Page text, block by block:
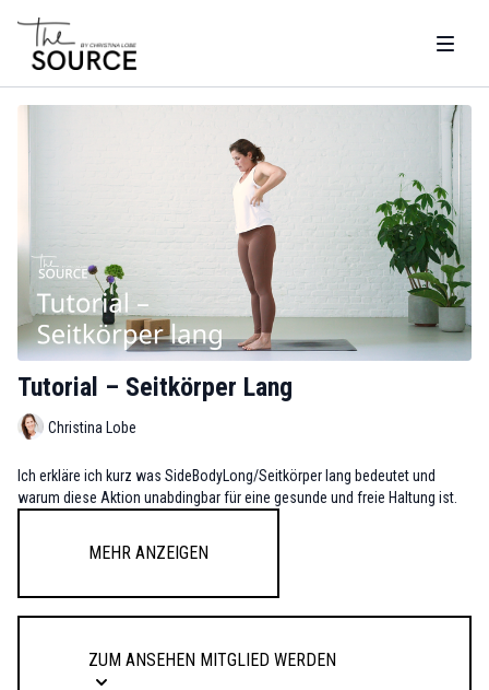
Tutorial – Seitkörper Lang
Christina Lobe
Ich erkläre ich kurz was SideBodyLong/Seitkörper lang bedeutet und
warum diese Aktion unabdingbar für eine gesunde und freie Haltung ist.
Mehr anzeigen
Zum Ansehen Mitglied werden